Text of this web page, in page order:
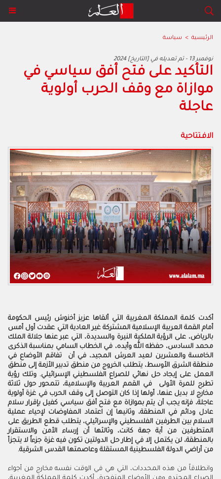
الرئيسية > سياسة
2024 نوفمبر 13 - تم تعديله في [التاريخ]
التأكيد على فتح أفق سياسي في
موازاة مع وقف الحرب أولوية
عاجلة
الافـتتاحية
أكدت كلمة المملكة المغربية التي ألقاها عزيز أخنوش رئيس الحكومة
أمام القمة العربية الإسلامية المشتركة غير العادية التي عقدت أول أمس
بالرياض، على الرؤية الملكية النيرة والسديدة، التي عبر عنها جلالة الملك
محمد السادس، حفظه الله وأيده، في الخطاب السامي بمناسبة الذكرى
الخامسة والعشرين لعيد العرش المجيد، في أن تفاقم الأوضاع في
منطقة الشرق الأوسط، يتطلب الخروج من منطق تدبير الأزمة إلى منطق
العمل على إيجاد حل نهائي للصراع الفلسطيني الإسرائيلي. وتلك رؤية
تطرح للمرة الأولى في القمم العربية والإسلامية، تتمحور حول ثلاثة
مخارج لا بديل عنها، أولها إذا كان التوصل إلى وقف الحرب في غزة أولوية
عاجلة، فإنه يجب أن يتم بموازاة مع فتح أفق سياسي كفيل بإقرار سلام
عادل ودائم في المنطقة، وثانيها إن اعتماد المفاوضات لإحياء عملية
السلام بين الطرفين الفلسطيني والإسرائيلي، يتطلب قطع الطريق على
المتطرفين من أية جهة كانت، وثالثها أن إرساء الأمن والاستقرار
بالمنطقة، لن يكتمل إلا في إطار حل الدولتين تكون فيه غزة جزءاً لا يتجزأ
من أراضي الدولة الفلسطينية المستقلة وعاصمتها القدس الشرقية.
وانطلاقاً من هذه المحددات، التي هي في الوقت نفسه مخارج من أجواء